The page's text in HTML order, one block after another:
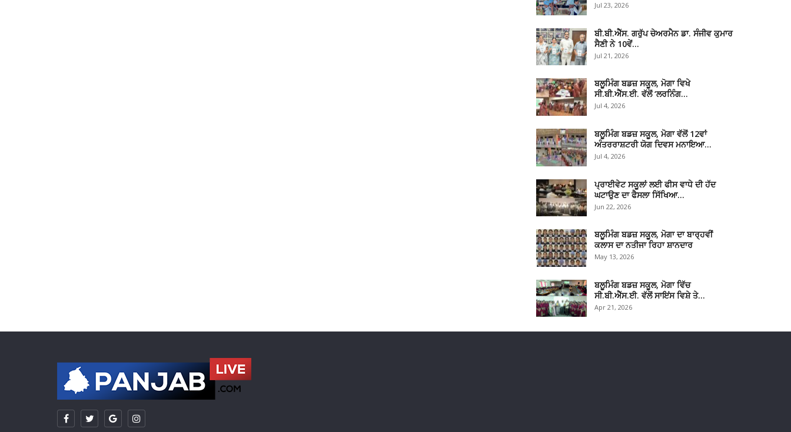
Jul 23, 2026
ਬੀ.ਬੀ.ਐੱਸ. ਗਰੁੱਪ ਚੇਅਰਮੈਨ ਡਾ. ਸੰਜੀਵ ਕੁਮਾਰ
ਸੈਣੀ ਨੇ 10ਵੇਂ…
Jul 21, 2026
ਬਲੂਮਿੰਗ ਬਡਜ਼ ਸਕੂਲ, ਮੋਗਾ ਵਿਖੇ
ਸੀ.ਬੀ.ਐੱਸ.ਈ. ਵੱਲੋਂ ‘ਲਰਨਿੰਗ…
Jul 4, 2026
ਬਲੂਮਿੰਗ ਬਡਜ਼ ਸਕੂਲ, ਮੋਗਾ ਵੱਲੋਂ 12ਵਾਂ
ਅੰਤਰਰਾਸ਼ਟਰੀ ਯੋਗ ਦਿਵਸ ਮਨਾਇਆ…
Jul 4, 2026
ਪ੍ਰਾਈਵੇਟ ਸਕੂਲਾਂ ਲਈ ਫੀਸ ਵਾਧੇ ਦੀ ਹੱਦ
ਘਟਾਉਣ ਦਾ ਫੈਸਲਾ ਸਿੱਖਿਆ…
Jun 22, 2026
ਬਲੂਮਿੰਗ ਬਡਜ਼ ਸਕੂਲ, ਮੋਗਾ ਦਾ ਬਾਰ੍ਹਵੀਂ
ਕਲਾਸ ਦਾ ਨਤੀਜਾ ਰਿਹਾ ਸ਼ਾਨਦਾਰ
May 13, 2026
ਬਲੂਮਿੰਗ ਬਡਜ਼ ਸਕੂਲ, ਮੋਗਾ ਵਿੱਚ
ਸੀ.ਬੀ.ਐੱਸ.ਈ. ਵੱਲੋਂ ਸਾਇਂਸ ਵਿਸ਼ੇ ਤੇ…
Apr 21, 2026